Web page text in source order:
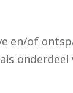
en/of